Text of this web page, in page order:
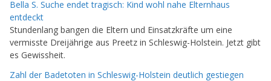
Bella S. Suche endet tragisch: Kind wohl nahe Elternhaus
entdeckt
Stundenlang bangen die Eltern und Einsatzkräfte um eine
vermisste Dreijährige aus Preetz in Schleswig-Holstein. Jetzt gibt
es Gewissheit.
Zahl der Badetoten in Schleswig-Holstein deutlich gestiegen